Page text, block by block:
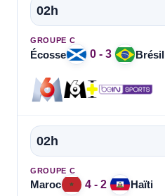
02h
GROUPE C
Écosse 0 - 3 Brésil
02h
GROUPE C
Maroc 4 - 2 Haïti